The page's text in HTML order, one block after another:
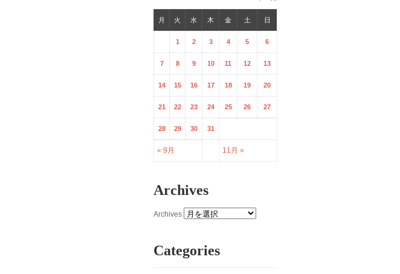
月 火 水 木 金 土 日
« 9月 11月 »
1 2 3 4 5 6
7 8 9 10 11 12 13
14 15 16 17 18 19 20
21 22 23 24 25 26 27
28 29 30 31
Archives
Archives
Categories